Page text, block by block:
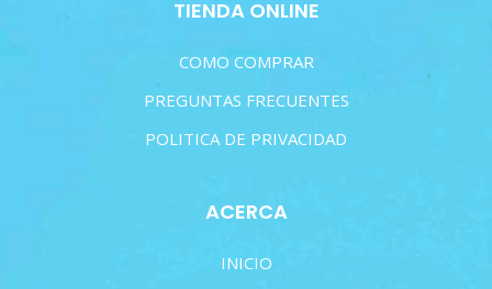
TIENDA ONLINE
COMO COMPRAR
PREGUNTAS FRECUENTES
POLITICA DE PRIVACIDAD
ACERCA
INICIO